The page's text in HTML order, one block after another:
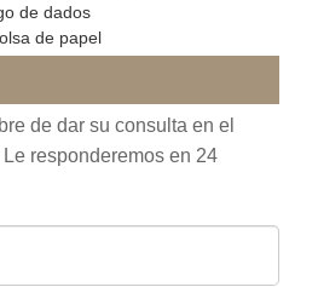
de dados
de papel
de dar su consulta en el
responderemos en 24